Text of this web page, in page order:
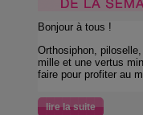
Bonjour à tous !
Orthosiphon,
mille et une vertus
faire pour profiter au
lire la suite